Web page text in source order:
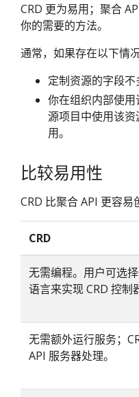
CRD 更为易用；聚合
你的需要的方法。
通常，如果存在以下情
定制资源的字段不
你在组织内部使
源项目中使用该
用。
比较易用性
CRD 比聚合 API 更容易
CRD
无需编程。用户可选
语言来实现 CRD 控制
无需额外运行服务；
API 服务器处理。